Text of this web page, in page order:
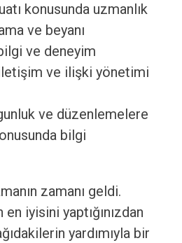
konusunda uzmanlık
ve beyanı
ve deneyim
ve ilişki yönetimi
ve düzenlemelere
bilgi
zamanı geldi.
iyisini yaptığınızdan
yardımıyla bir